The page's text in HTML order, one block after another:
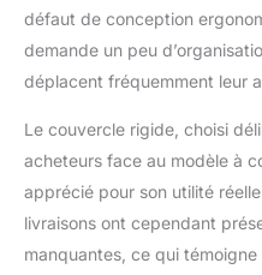
défaut de conception
demande un peu
déplacent fréquemment leur
Le couvercle rigide, choisi
acheteurs face au modèle à
apprécié pour son utilité
livraisons ont cependant
manquantes, ce qui